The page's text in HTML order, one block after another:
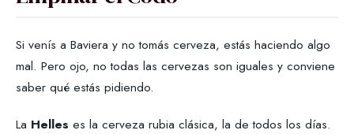
Si venís a Baviera y no tomás cerveza, estás haciendo algo
mal. Pero ojo, no todas las cervezas son iguales y conviene
saber qué estás pidiendo.
La Helles es la cerveza rubia clásica, la de todos los días.